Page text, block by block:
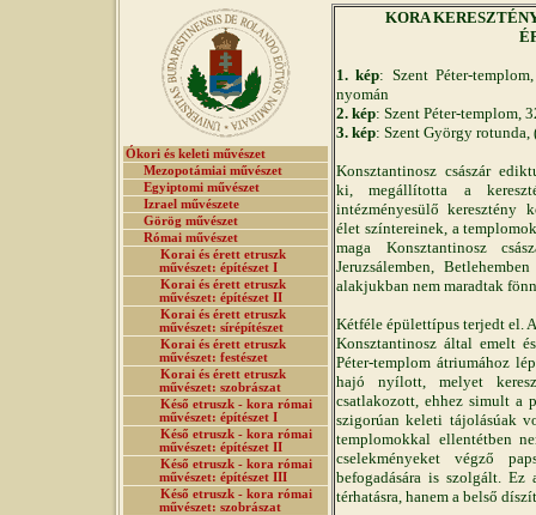
Ókori és keleti művészet
Mezopotámiai művészet
Egyiptomi művészet
Izrael művészete
Görög művészet
Római művészet
Korai és érett etruszk
művészet: építészet I
Korai és érett etruszk
művészet: építészet II
Korai és érett etruszk
művészet: sírépítészet
Korai és érett etruszk
művészet: festészet
Korai és érett etruszk
művészet: szobrászat
Késő etruszk - kora római
művészet: építészet I
Késő etruszk - kora római
művészet: építészet II
Késő etruszk - kora római
művészet: építészet III
Késő etruszk - kora római
művészet: szobrászat
KORA
1. kép: Szent Péter-
nyomán
2. kép: Szent Péter-templom,
3. kép: Szent György
Konsztantinosz császár
ki, megállította a
intézményesülő keresztény
élet színtereinek, a
maga Konsztantinosz
Jeruzsálemben,
alakjukban nem maradtak
Kétféle épülettípus terjedt el.
Konsztantinosz által emelt
Péter-templom átriumához
hajó nyílott, melyet
csatlakozott, ehhez simult a
szigorúan keleti tájolásúak
templomokkal ellentétben
cselekményeket végző
befogadására is szolgált.
térhatásra, hanem a belső